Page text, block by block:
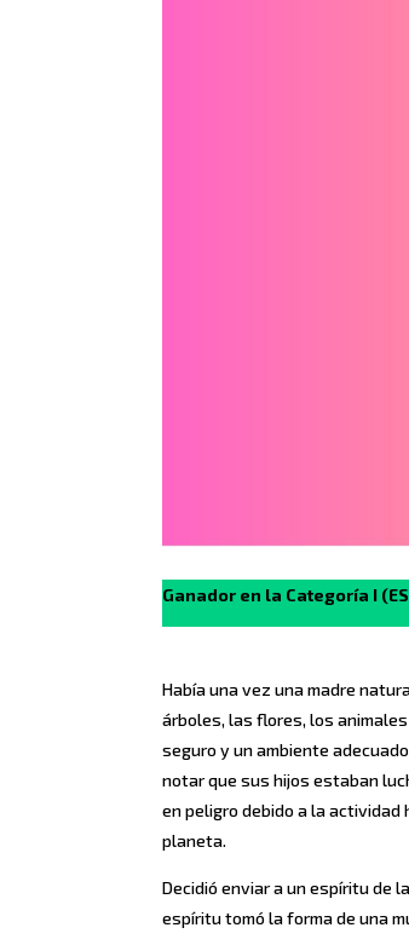
Ganador en la Categoría I
Había una vez una madre
árboles, las flores, los
seguro y un ambiente
notar que sus hijos estaban
en peligro debido a la actividad
planeta.
Decidió enviar a un espíritu de
espíritu tomó la forma de una